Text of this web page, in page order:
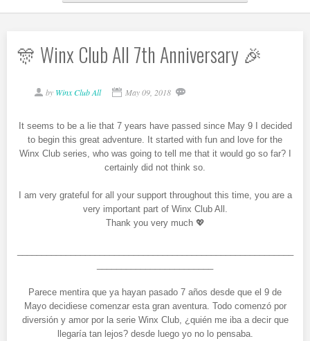
🎊 Winx Club All 7th Anniversary 🎉
by Winx Club All May 09, 2018
It seems to be a lie that 7 years have passed since May 9 I decided
to begin this great adventure. It started with fun and love for the
Winx Club series, who was going to tell me that it would go so far? I
certainly did not think so.
I am very grateful for all your support throughout this time, you are a
very important part of Winx Club All.
Thank you very much 💖
Parece mentira que ya hayan pasado 7 años desde que el 9 de
Mayo decidiese comenzar esta gran aventura. Todo comenzó por
diversión y amor por la serie Winx Club, ¿quién me iba a decir que
llegaría tan lejos? desde luego yo no lo pensaba.